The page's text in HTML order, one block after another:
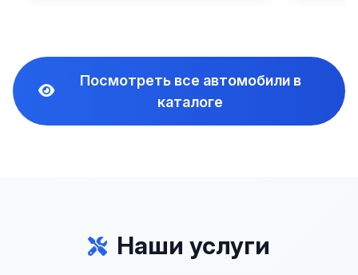
Посмотреть все автомобили в
каталоге
Наши услуги